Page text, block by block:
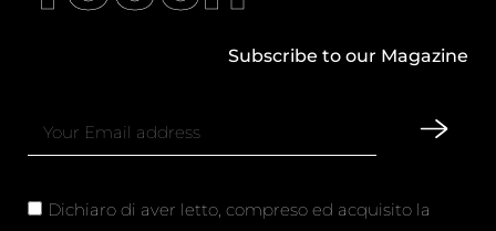
Subscribe to our Magazine
Dichiaro di aver letto, compreso ed acquisito la